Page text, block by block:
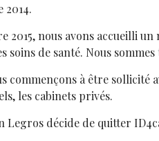
2014.
2015, nous avons accueilli
soins de santé. Nous
commençons à être sollicité
les cabinets privés.
Legros décide de quitter